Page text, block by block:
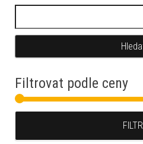
Filtrovat podle ceny
FILTR